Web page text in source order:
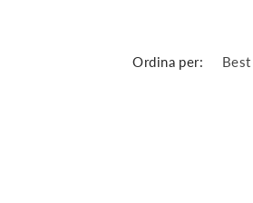
Ordina per: